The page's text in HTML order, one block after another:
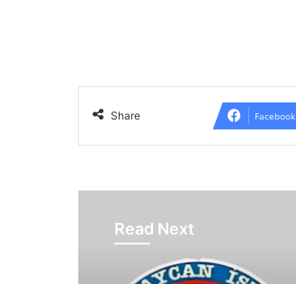
Share Facebook
Read Next